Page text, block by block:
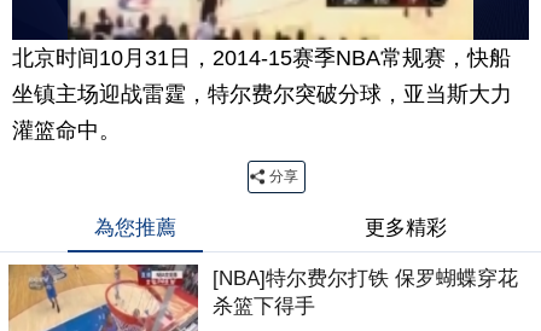
北京时间10月31日，2014-15赛季NBA常规赛，快船
坐镇主场迎战雷霆，特尔费尔突破分球，亚当斯大力
灌篮命中。
分享
為您推薦 更多精彩
[NBA]特尔费尔打铁 保罗蝴蝶穿花
杀篮下得手